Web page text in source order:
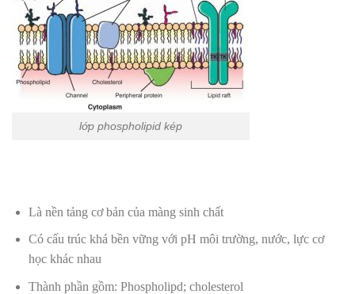
lớp phospholipid kép
Là nền tảng cơ bản của màng sinh chất
Có cấu trúc khá bền vững với pH môi trường, nước, lực cơ
học khác nhau
Thành phần gồm: Phospholipd; cholesterol